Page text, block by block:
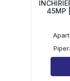
45MP